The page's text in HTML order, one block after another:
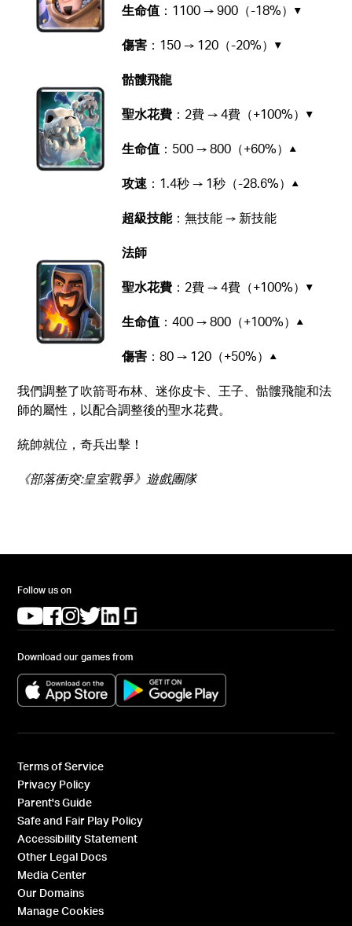
生命值 ：1100 → 900（-18%）▼
傷害 ：150 → 120（-20%）▼
骷髏飛龍
聖水花費 ：2費 → 4費（+100%）▼
生命值 ：500 → 800（+60%）▲
攻速 ：1.4秒 → 1秒（-28.6%）▲
超級技能：無技能 → 新技能
法師
聖水花費 ：2費 → 4費（+100%）▼
生命值 ：400 → 800（+100%）▲
傷害 ：80 → 120（+50%）▲
我們調整了吹箭哥布林、迷你皮卡、王子、骷髏飛龍和法
師的屬性，以配合調整後的聖水花費。
統帥就位，奇兵出擊！
《部落衝突:皇室戰爭》遊戲團隊
Follow us on
(opens in a new tab)
(opens in a new tab)
(opens in a new tab)
(opens in a new tab)
(opens in a new tab)
Download our games from
(opens in a new tab) (opens in a new tab)
Terms of Service
Privacy Policy
Parent's Guide
Safe and Fair Play Policy
Accessibility Statement
Other Legal Docs
Media Center
Our Domains
Manage Cookies